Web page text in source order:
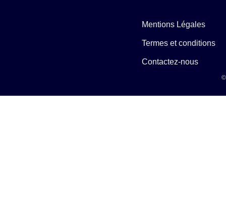
Mentions Légales
Termes et conditions
Contactez-nous
©